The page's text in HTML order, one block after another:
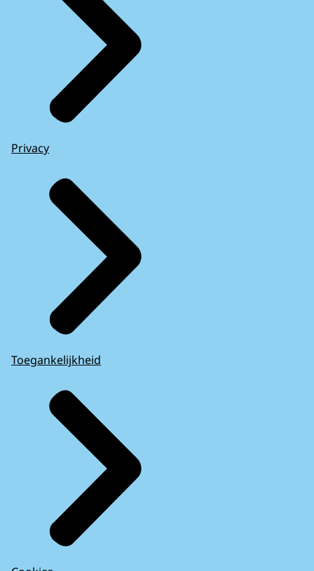
Privacy
Toegankelijkheid